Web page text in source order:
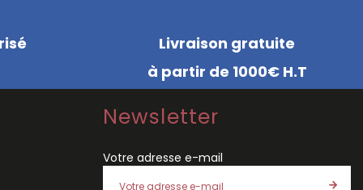
Livraison gratuite
à partir de 1000€ H.T
Newsletter
Votre adresse e-mail